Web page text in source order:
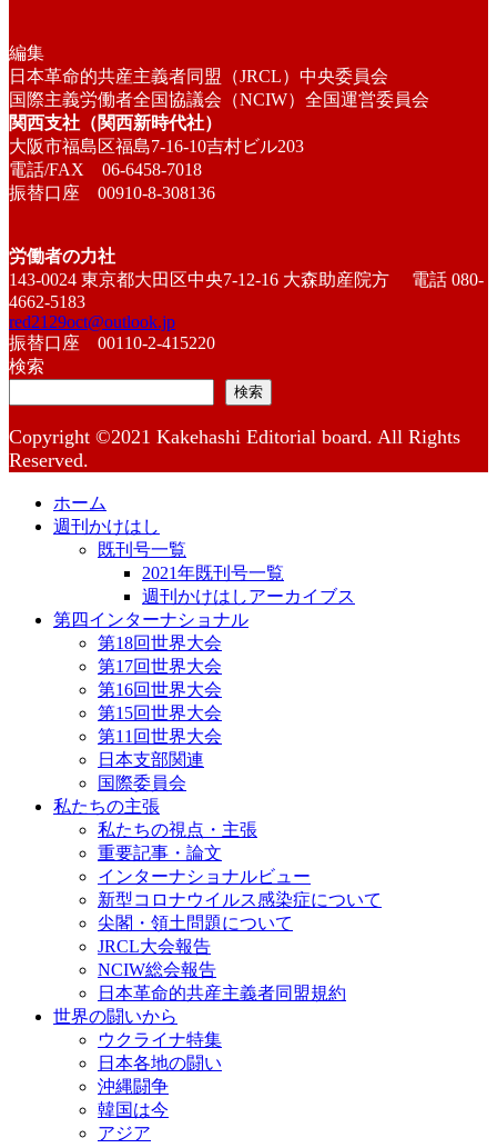
編集
日本革命的共産主義者同盟（JRCL）中央委員会
国際主義労働者全国協議会（NCIW）全国運営委員会
関西支社（関西新時代社）
大阪市福島区福島7-16-10吉村ビル203
電話/FAX 06-6458-7018
振替口座 00910-8-308136
労働者の力社
143-0024 東京都大田区中央7-12-16 大森助産院方 電話 080-
4662-5183
red2129oct@outlook.jp
振替口座 00110-2-415220
検索
検索
Copyright ©2021 Kakehashi Editorial board. All Rights
Reserved.
ホーム
週刊かけはし
既刊号一覧
2021年既刊号一覧
週刊かけはしアーカイブス
第四インターナショナル
第18回世界大会
第17回世界大会
第16回世界大会
第15回世界大会
第11回世界大会
日本支部関連
国際委員会
私たちの主張
私たちの視点・主張
重要記事・論文
インターナショナルビュー
新型コロナウイルス感染症について
尖閣・領土問題について
JRCL大会報告
NCIW総会報告
日本革命的共産主義者同盟規約
世界の闘いから
ウクライナ特集
日本各地の闘い
沖縄闘争
韓国は今
アジア